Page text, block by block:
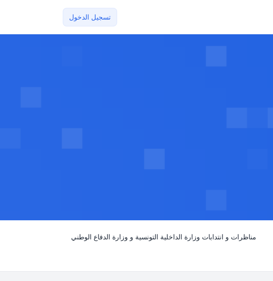
تسجيل الدخول
مناظرات و انتدابات وزارة الداخلية التونسية و وزارة الدفاع الوطني